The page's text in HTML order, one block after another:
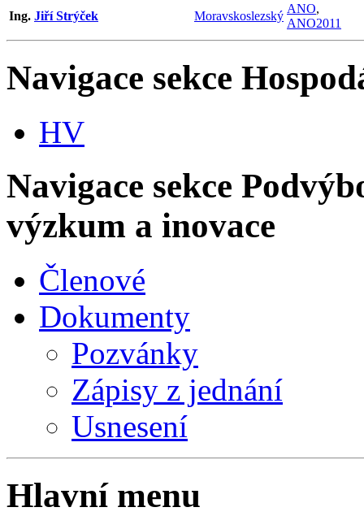
Ing. Jiří Strýček Moravskoslezský
ANO,
ANO2011
Navigace sekce
HV
Navigace sekce
výzkum a inovace
Členové
Dokumenty
Pozvánky
Zápisy z jednání
Usnesení
Hlavní menu